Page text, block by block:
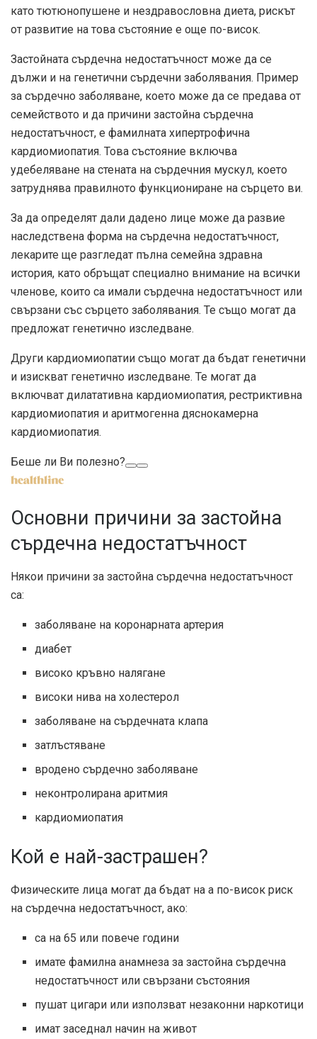
като тютюнопушене и нездравословна диета, рискът
от развитие на това състояние е още по-висок.
Застойната сърдечна недостатъчност може да се
дължи и на генетични сърдечни заболявания. Пример
за сърдечно заболяване, което може да се предава от
семейството и да причини застойна сърдечна
недостатъчност, е фамилната хипертрофична
кардиомиопатия. Това състояние включва
удебеляване на стената на сърдечния мускул, което
затруднява правилното функциониране на сърцето ви.
За да определят дали дадено лице може да развие
наследствена форма на сърдечна недостатъчност,
лекарите ще разгледат пълна семейна здравна
история, като обръщат специално внимание на всички
членове, които са имали сърдечна недостатъчност или
свързани със сърцето заболявания. Те също могат да
предложат генетично изследване.
Други кардиомиопатии също могат да бъдат генетични
и изискват генетично изследване. Те могат да
включват дилатативна кардиомиопатия, рестриктивна
кардиомиопатия и аритмогенна дяснокамерна
кардиомиопатия.
Беше ли Ви полезно?
Основни причини за застойна
сърдечна недостатъчност
Някои причини за застойна сърдечна недостатъчност
са:
заболяване на коронарната артерия
диабет
високо кръвно налягане
високи нива на холестерол
заболяване на сърдечната клапа
затлъстяване
вродено сърдечно заболяване
неконтролирана аритмия
кардиомиопатия
Кой е най-застрашен?
Физическите лица могат да бъдат на a по-висок риск
на сърдечна недостатъчност, ако:
са на 65 или повече години
имате фамилна анамнеза за застойна сърдечна
недостатъчност или свързани състояния
пушат цигари или използват незаконни наркотици
имат заседнал начин на живот